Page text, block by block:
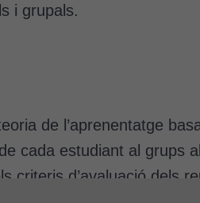
i grupals.
de l’aprenentatge
cada estudiant al grups
criteris d’avaluació dels